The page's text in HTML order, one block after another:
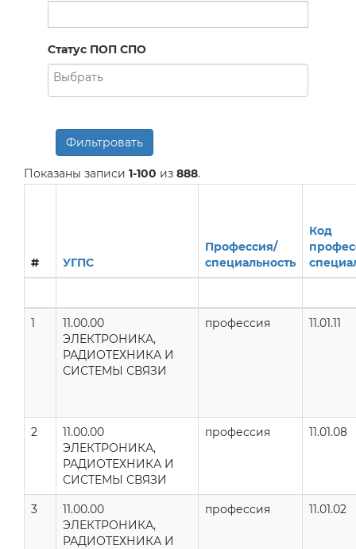
Статус ПОП СПО
Фильтровать
Показаны записи 1-100 из 888.
# УГПС
Профессия/
специальность
Код
1
11.00.00
ЭЛЕКТРОНИКА,
РАДИОТЕХНИКА И
СИСТЕМЫ СВЯЗИ
профессия 11.01.11
2
11.00.00
ЭЛЕКТРОНИКА,
РАДИОТЕХНИКА И
СИСТЕМЫ СВЯЗИ
профессия 11.01.08
3
11.00.00
ЭЛЕКТРОНИКА,
РАДИОТЕХНИКА И
профессия 11.01.02